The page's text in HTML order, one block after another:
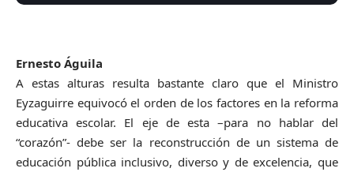
Ernesto Águila
A estas alturas resulta bastante claro que el Ministro
Eyzaguirre equivocó el orden de los factores en la reforma
educativa escolar. El eje de esta –para no hablar del
“corazón”- debe ser la reconstrucción de un sistema de
educación pública inclusivo, diverso y de excelencia, que